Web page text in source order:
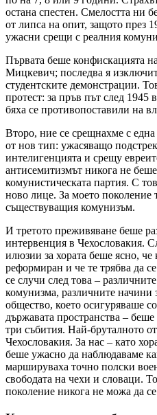
остана спестен. Смелостта ни
от липса на опит, защото през
ужасни срещи с реалния
Първата беше конфискацията
Мицкевич; последва я
студентските демонстрации.
протест: за пръв път след
бяха се противопоставили на
Второ, ние се срещнахме с
от нов тип: ужасяващо
интелигенцията и срещу
антисемитизмът никога не
комунистическата партия. С
ново лице. За моето поколение
съществуващия комунизъм.
И третото преживяване беше
интервенция в Чехословакия.
илюзии за хората беше ясно,
реформиран и че те трябва да
се случи след това –
комунизма, различните начини
общество, което осигуряваше
държавата пространства – беше
три събития. Най-бруталното
Чехословакия. За нас – като
беше ужасно да наблюдаваме
маршируваха точно полски
свободата на чехи и словаци.
поколение никога не можа да